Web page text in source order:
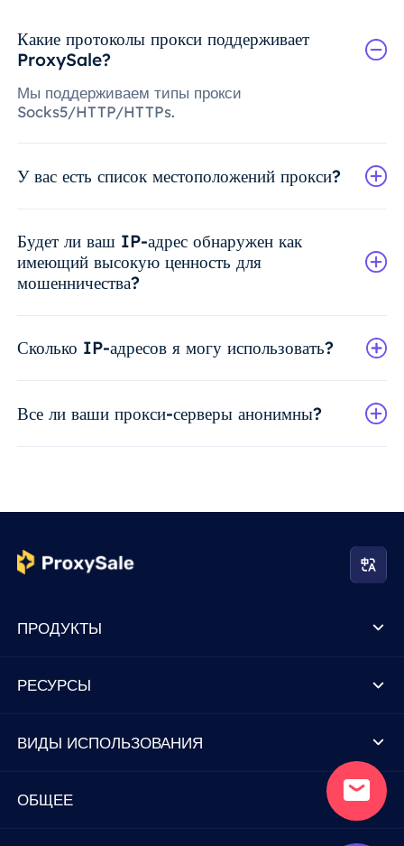
Какие протоколы прокси поддерживает
ProxySale?
Мы поддерживаем типы прокси
Socks5/HTTP/HTTPs.
У вас есть список местоположений прокси?
Будет ли ваш IP-адрес обнаружен как
имеющий высокую ценность для
мошенничества?
Сколько IP-адресов я могу использовать?
Все ли ваши прокси-серверы анонимны?
ПРОДУКТЫ
РЕСУРСЫ
ВИДЫ ИСПОЛЬЗОВАНИЯ
ОБЩЕЕ